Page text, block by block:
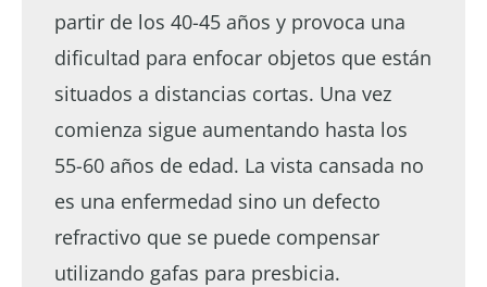
partir de los 40-45 años y provoca una
dificultad para enfocar objetos que están
situados a distancias cortas. Una vez
comienza sigue aumentando hasta los
55-60 años de edad. La vista cansada no
es una enfermedad sino un defecto
refractivo que se puede compensar
utilizando gafas para presbicia.